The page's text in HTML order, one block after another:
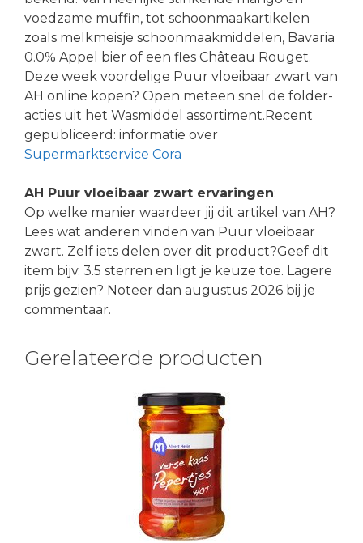
voedzame muffin, tot schoonmaakartikelen
zoals melkmeisje schoonmaakmiddelen, Bavaria
0.0% Appel bier of een fles Château Rouget.
Deze week voordelige Puur vloeibaar zwart van
AH online kopen? Open meteen snel de folder-
acties uit het Wasmiddel assortiment.Recent
gepubliceerd: informatie over
Supermarktservice Cora
AH Puur vloeibaar zwart ervaringen:
Op welke manier waardeer jij dit artikel van AH?
Lees wat anderen vinden van Puur vloeibaar
zwart. Zelf iets delen over dit product?Geef dit
item bijv. 3.5 sterren en ligt je keuze toe. Lagere
prijs gezien? Noteer dan augustus 2026 bij je
commentaar.
Gerelateerde producten